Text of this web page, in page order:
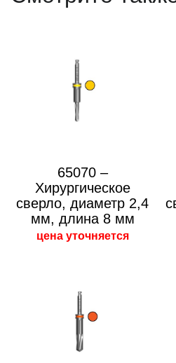
65070 –
Хирургическое
сверло, диаметр 2,4
мм, длина 8 мм
цена уточняется